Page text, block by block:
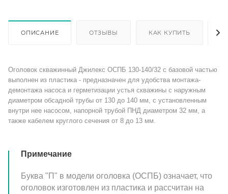
ОПИСАНИЕ ОТЗЫВЫ КАК КУПИТЬ
Оголовок скважинный Джилекс ОСПБ 130-140/32 с базовой частью
выполнен из пластика - предназначен для удобства монтажа-
демонтажа насоса и герметизации устья скважины с наружным
диаметром обсадной трубы от 130 до 140 мм, с установленным
внутри нее насосом, напорной трубой ПНД диаметром 32 мм, а
также кабелем круглого сечения от 8 до 13 мм.
Примечание
Буква "П" в модели оголовка (ОСПБ) означает, что
оголовок изготовлен из пластика и рассчитан на